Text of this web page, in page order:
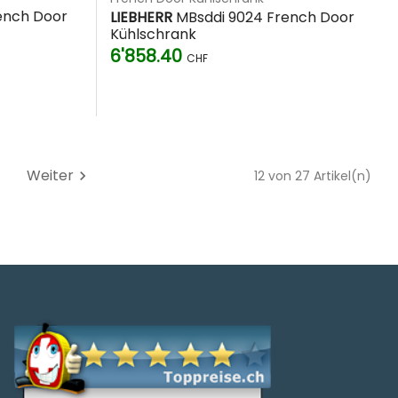
Door
LIEBHERR MBsddi 9024 French Door
Kühlschrank
6'858.40CHF
Weiterchevron_right 12 von 27 Artikel(n)